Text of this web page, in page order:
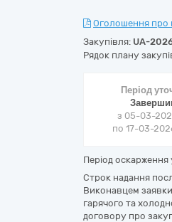
Оголошення про
Закупівля: UA-
Рядок плану
Період
з 05-03-
по 17-03-
Період оскарження
Строк надання
Виконавцем
гарячого та
договору про